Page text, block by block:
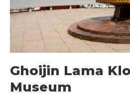
Ghoijin Lama
Museum